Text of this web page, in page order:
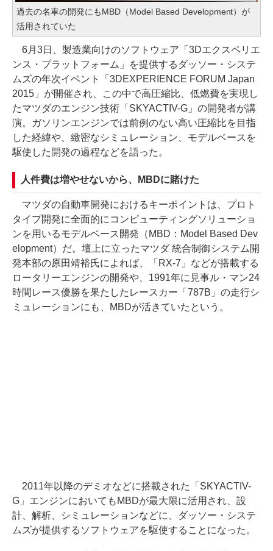
過去の名車の開発にもMBD（Model Based Development）が
活用されていた
6月3日、製造業向けのソフトウェア「3Dエクスペリエ
ンス・プラットフォーム」を提供するダッソー・システ
ムズの年次イベント「3DEXPERIENCE FORUM Japan
2015」が開催され、この中で高圧縮比、低燃費を実現し
たマツダのエンジン技術「SKYACTIV-G」の開発者が講
演。ガソリンエンジンでは前例のない高い圧縮比を目指
した経緯や、緻密なシミュレーション、モデルベースを
駆使した開発の過程などを語った。
人件費は増やせないから、MBDに賭けた
マツダの自動車開発におけるキーポイントは、プロト
タイプ開発に全面的にコンピューティングソリューショ
ンを用いるモデルベース開発（MBD：Model Based Dev
elopment）だ。壇上に立ったマツダ 統合制御システム開
発本部の原田靖裕氏によれば、「RX-7」などが搭載する
ロータリーエンジンの開発や、1991年に見事ル・マン24
時間レース優勝を果たしたレースカー「787B」の走行シ
ミュレーションにも、MBDが活きていたという。
2011年以降のデミオなどに搭載された「SKYACTIV-
G」エンジンにおいてもMBDが最大限に活用され、設
計、解析、シミュレーションなどに、ダッソー・システ
ムズが提供するソフトウェアを駆使することになった。